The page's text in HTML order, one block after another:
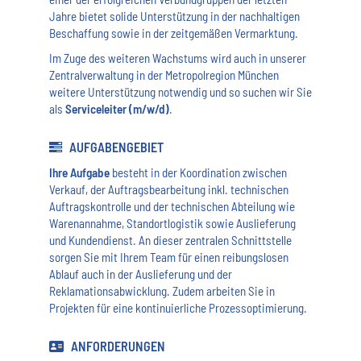
Jahre bietet solide Unterstützung in der nachhaltigen
Beschaffung sowie in der zeitgemäßen Vermarktung.
Im Zuge des weiteren Wachstums wird auch in unserer
Zentralverwaltung in der Metropolregion München
weitere Unterstützung notwendig und so suchen wir Sie
als Serviceleiter (m/w/d).
AUFGABENGEBIET
Ihre Aufgabe besteht in der Koordination zwischen
Verkauf, der Auftragsbearbeitung inkl. technischen
Auftragskontrolle und der technischen Abteilung wie
Warenannahme, Standortlogistik sowie Auslieferung
und Kundendienst. An dieser zentralen Schnittstelle
sorgen Sie mit Ihrem Team für einen reibungslosen
Ablauf auch in der Auslieferung und der
Reklamationsabwicklung. Zudem arbeiten Sie in
Projekten für eine kontinuierliche Prozessoptimierung.
ANFORDERUNGEN